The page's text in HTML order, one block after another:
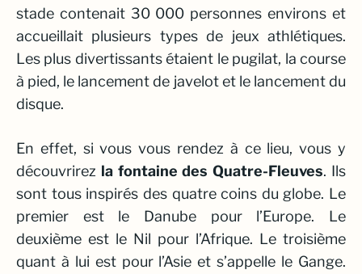
stade contenait 30 000 personnes environs et
accueillait plusieurs types de jeux athlétiques.
Les plus divertissants étaient le pugilat, la course
à pied, le lancement de javelot et le lancement du
disque.
En effet, si vous vous rendez à ce lieu, vous y
découvrirez la fontaine des Quatre-Fleuves. Ils
sont tous inspirés des quatre coins du globe. Le
premier est le Danube pour l’Europe. Le
deuxième est le Nil pour l’Afrique. Le troisième
quant à lui est pour l’Asie et s’appelle le Gange.